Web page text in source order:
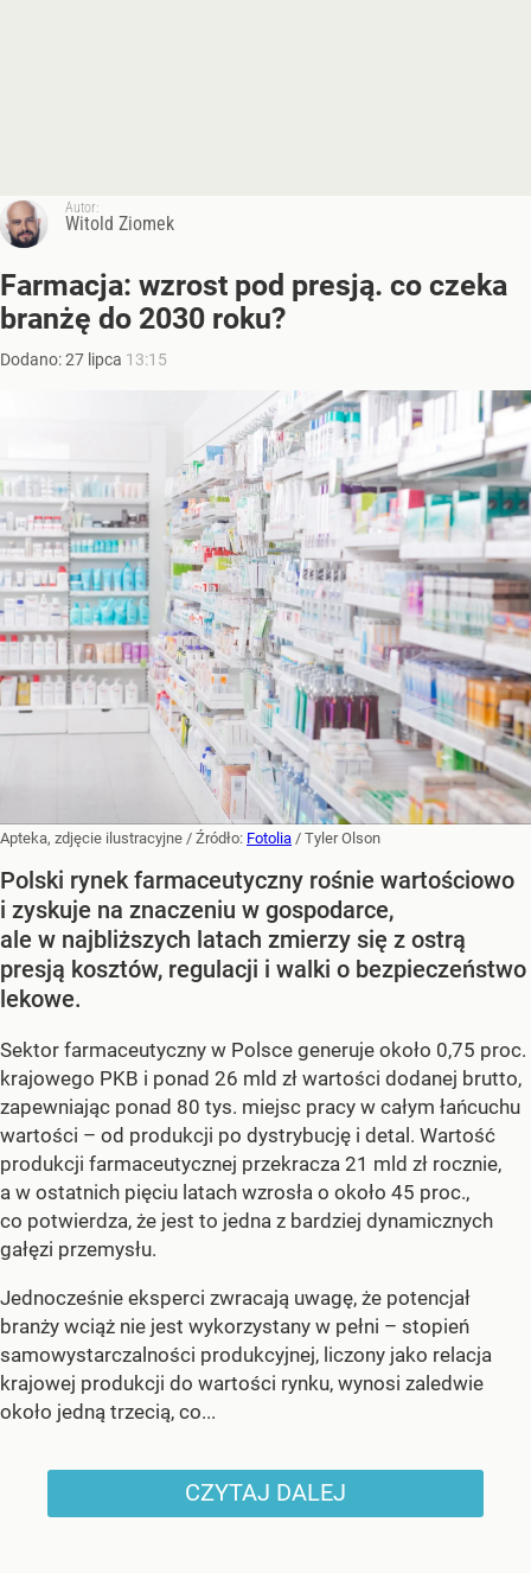
Autor:
Witold Ziomek
Farmacja: wzrost pod presją. co czeka
branżę do 2030 roku?
Dodano:27 lipca 13:15
Apteka, zdjęcie ilustracyjne / Źródło: Fotolia / Tyler Olson
Polski rynek farmaceutyczny rośnie wartościowo
i zyskuje na znaczeniu w gospodarce,
ale w najbliższych latach zmierzy się z ostrą
presją kosztów, regulacji i walki o bezpieczeństwo
lekowe.
Sektor farmaceutyczny w Polsce generuje około 0,75 proc.
krajowego PKB i ponad 26 mld zł wartości dodanej brutto,
zapewniając ponad 80 tys. miejsc pracy w całym łańcuchu
wartości – od produkcji po dystrybucję i detal. Wartość
produkcji farmaceutycznej przekracza 21 mld zł rocznie,
a w ostatnich pięciu latach wzrosła o około 45 proc.,
co potwierdza, że jest to jedna z bardziej dynamicznych
gałęzi przemysłu.
Jednocześnie eksperci zwracają uwagę, że potencjał
branży wciąż nie jest wykorzystany w pełni – stopień
samowystarczalności produkcyjnej, liczony jako relacja
krajowej produkcji do wartości rynku, wynosi zaledwie
około jedną trzecią, co...
CZYTAJ DALEJ